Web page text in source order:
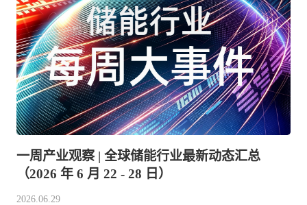
一周产业观察 | 全球储能行业最新动态汇总
（2026 年 6 月 22 - 28 日）
2026.06.29